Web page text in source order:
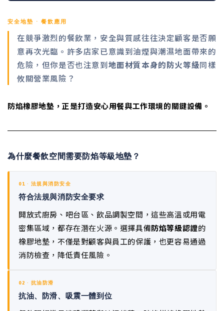
安全地墊 · 餐飲應用
在競爭激烈的餐飲業，安全與質感往往決定顧客是否願
意再次光臨。許多店家已意識到油煙與潮濕地面帶來的
危險，但你是否也注意到地面材質本身的防火等級同樣
攸關營業風險？
防焰橡膠地墊，正是打造安心用餐與工作環境的關鍵設備。
為什麼餐飲空間需要防焰等級地墊？
01 · 法規與消防安全
符合法規與消防安全要求
開放式廚房、吧台區、飲品調製空間，這些高溫或用電
密集區域，都存在潛在火源。選擇具備防焰等級認證的
橡膠地墊，不僅是對顧客與員工的保護，也更容易通過
消防檢查，降低責任風險。
02 · 抗油防滑
抗油、防滑、吸震一體到位